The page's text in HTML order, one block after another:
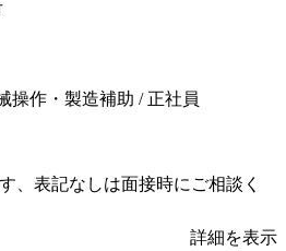
操作・製造補助 / 正社員
、表記なしは面接時にご相談く
詳細を表示